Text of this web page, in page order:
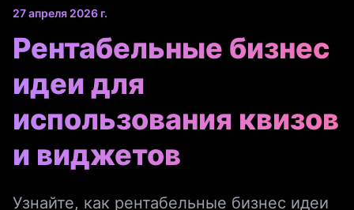
27 апреля 2026 г.
Рентабельные бизнес
идеи для
использования квизов
и виджетов
Узнайте, как рентабельные бизнес идеи